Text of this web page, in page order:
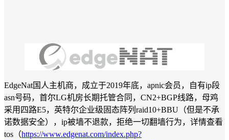
EdgeNat国人主机商，成立于2019年底，apnic会员，自有ip段
asn号码，首尔LG机房长期托管合同，CN2+BGP线路，母鸡
采用四路E5，英特尔企业级固态阵列raid10+BBU（但是不承
诺数据安全），ip被墙不退款，拒绝一切翻墙行为，详情查看
tos（https://www.edgenat.com/index.php?